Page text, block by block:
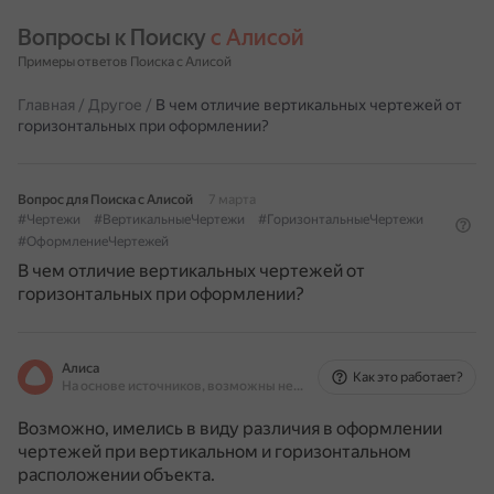
Вопросы к Поиску с Алисой
Примеры ответов Поиска с Алисой
Главная / Другое / В чем отличие вертикальных чертежей от
горизонтальных при оформлении?
Вопрос для Поиска с Алисой
7 марта
#Чертежи
#ВертикальныеЧертежи
#ГоризонтальныеЧертежи
#ОформлениеЧертежей
В чем отличие вертикальных чертежей от
горизонтальных при оформлении?
Алиса
На основе источников, возможны неточности
Как это работает?
Возможно, имелись в виду различия в оформлении
чертежей при вертикальном и горизонтальном
расположении объекта.